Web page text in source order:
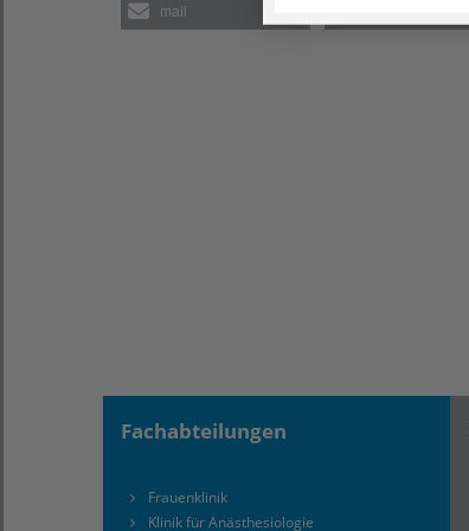
mail
Fachabteilungen
Frauenklinik
Klinik für Anästhesiologie